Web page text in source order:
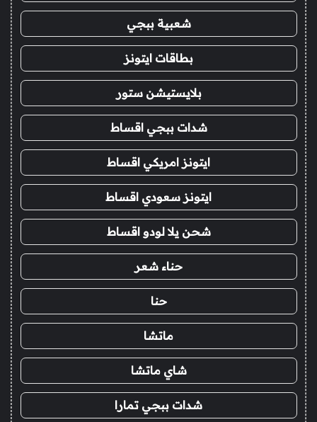
شعبية ببجي
بطاقات ايتونز
بلايستيشن ستور
شدات ببجي اقساط
ايتونز امريكي اقساط
ايتونز سعودي اقساط
شحن يلا لودو اقساط
حناء شعر
حنا
ماتشا
شاي ماتشا
شدات ببجي تمارا